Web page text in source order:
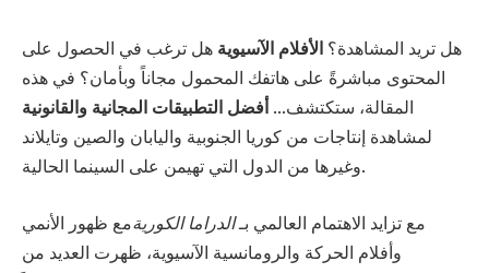
هل تريد المشاهدة؟ الأفلام الآسيوية هل ترغب في الحصول على
المحتوى مباشرةً على هاتفك المحمول مجاناً وبأمان؟ في هذه
المقالة، ستكتشف... أفضل التطبيقات المجانية والقانونية
لمشاهدة إنتاجات من كوريا الجنوبية واليابان والصين وتايلاند
وغيرها من الدول التي تهيمن على السينما الحالية.
مع تزايد الاهتمام العالمي بـالدراما الكوريةمع ظهور الأنمي
وأفلام الحركة والرومانسية الآسيوية، ظهرت العديد من